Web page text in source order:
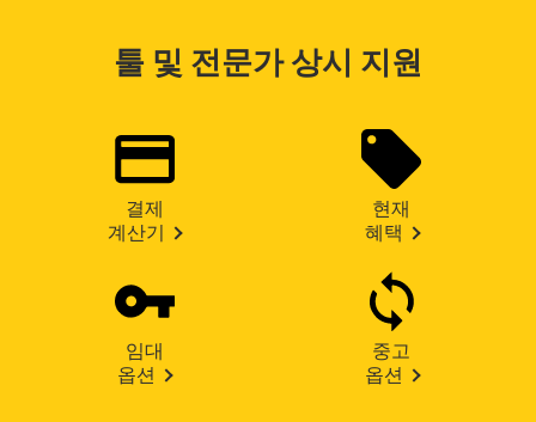
툴 및 전문가 상시 지원
결제
계산기
현재
혜택
임대
옵션
중고
옵션